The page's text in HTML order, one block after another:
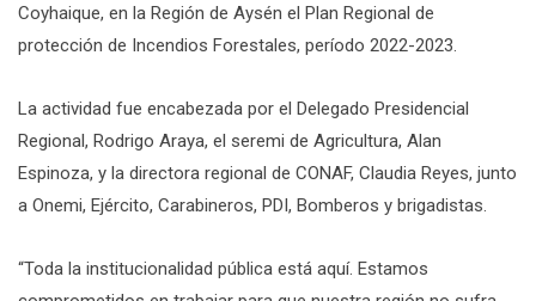
Coyhaique, en la Región de Aysén el Plan Regional de
protección de Incendios Forestales, período 2022-2023.
La actividad fue encabezada por el Delegado Presidencial
Regional, Rodrigo Araya, el seremi de Agricultura, Alan
Espinoza, y la directora regional de CONAF, Claudia Reyes, junto
a Onemi, Ejército, Carabineros, PDI, Bomberos y brigadistas.
“Toda la institucionalidad pública está aquí. Estamos